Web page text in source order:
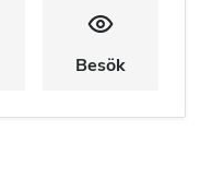
Besök